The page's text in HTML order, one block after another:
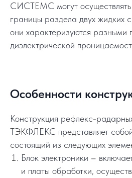
СИСТЕМС могут осуществлять
границы раздела двух жидких
они характеризуются разными
диэлектрической
Особенности
Конструкция рефлекс-
ТЭКФЛЕКС представляет
состоящий из следующих
Блок электроники –
и платы обработки,